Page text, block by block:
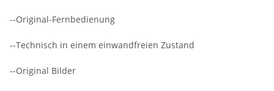
--Original-Fernbedienung
--Technisch in einem einwandfreien Zustand
--Original Bilder